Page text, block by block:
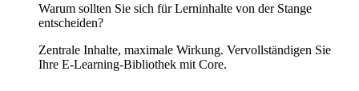
Warum sollten Sie sich für Lerninhalte von der Stange
entscheiden?
Zentrale Inhalte, maximale Wirkung. Vervollständigen Sie
Ihre E-Learning-Bibliothek mit Core.